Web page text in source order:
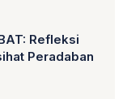
Refleksi
Peradaban